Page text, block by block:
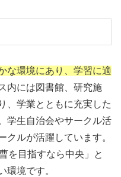
な環境にあり、学習に適
内には図書館、研究施
、学業とともに充実した
学生自治会やサークル活
クルが活躍しています。
を目指すなら中央」と
環境です。